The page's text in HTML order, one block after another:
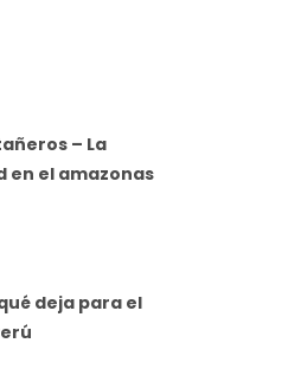
– La
en el amazonas
deja para el